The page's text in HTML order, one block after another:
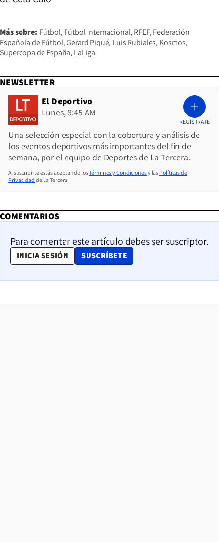
Más sobre: Fútbol Fútbol Internacional RFEF Federación
Española de Fútbol Gerard Piqué Luis Rubiales Kosmos
Supercopa de España LaLiga
NEWSLETTER
El Deportivo
Lunes, 8:45 AM
Una selección especial con la cobertura y análisis de
los eventos deportivos más importantes del fin de
semana, por el equipo de Deportes de La Tercera.
REGÍSTRATE
Al suscribirte estás aceptando losTérminos y Condicionesy las Políticas de
Privacidad de La Tercera.
COMENTARIOS
Para comentar este artículo debes ser suscriptor.
INICIA SESIÓN SUSCRÍBETE
OPENS IN NEW WINDOW